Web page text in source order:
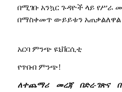
በሚገቡ አንኳር ጉዳዮች ላይ የሥራ
በማስቀመጥ ውይይቱን
አርባ ምንጭ ዩኒቨርሲቲ
የጥበብ ምንጭ!
ለተጨማሪ መረጃ በድረ-ገጽና